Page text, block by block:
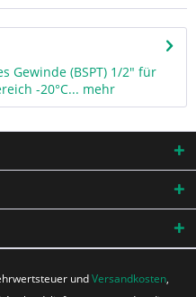
Gewinde (BSPT) 1/2" für
-20°C... mehr
undVersandkosten,